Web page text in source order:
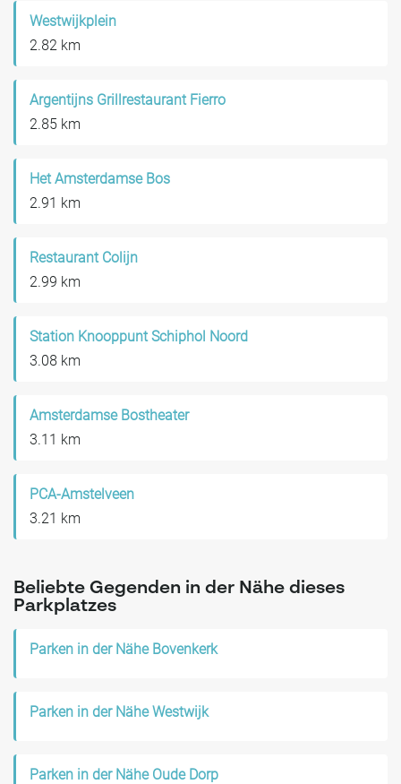
Westwijkplein
2.82 km
Argentijns Grillrestaurant Fierro
2.85 km
Het Amsterdamse Bos
2.91 km
Restaurant Colijn
2.99 km
Station Knooppunt Schiphol Noord
3.08 km
Amsterdamse Bostheater
3.11 km
PCA-Amstelveen
3.21 km
Beliebte Gegenden in der Nähe dieses
Parkplatzes
Parken in der Nähe Bovenkerk
Parken in der Nähe Westwijk
Parken in der Nähe Oude Dorp